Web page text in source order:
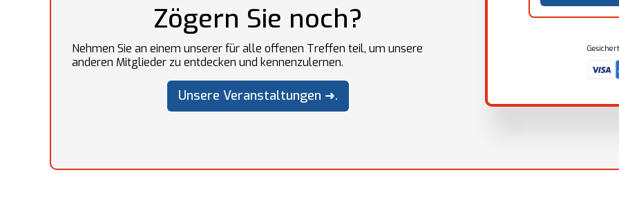
Zögern Sie noch?
Nehmen Sie an einem unserer für alle offenen Treffen teil, um unsere
anderen Mitglieder zu entdecken und kennenzulernen.
Unsere Veranstaltungen ➜.